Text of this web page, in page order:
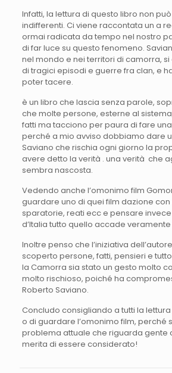
Infatti, la lettura di questo libro non
indifferenti. Ci viene raccontata un a
ormai radicata da tempo nel nostro
di far luce su questo fenomeno.
nel mondo e nei territori di camorra,
di tragici episodi e guerre fra clan, e
poter tacere.
è un libro che lascia senza parole,
che molte persone, esterne al
fatti ma tacciono per paura di fare
perché a mio avviso dobbiamo dare
Saviano che rischia ogni giorno la
avere detto la verità . una verità che
sembra nascosta.
Vedendo anche l’omonimo film
guardare uno di quei film dazione con
sparatorie, reati ecc e pensare
d’Italia tutto quello accade
Inoltre penso che l’iniziativa
scoperto persone, fatti, pensieri e
la Camorra sia stato un gesto molto
molto rischioso, poiché ha
Roberto Saviano.
Concludo consigliando a tutti la
o di guardare l’omonimo film, perché
problema attuale che riguarda gente
merita di essere considerato!